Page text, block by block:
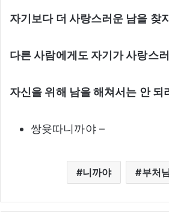
자기보다 더 사랑스러운 남을 찾지
다른사람에게도 자기가사랑스
자신을 위해 남을해쳐서는 안되
쌍윳따니까야 –
니까야 부처